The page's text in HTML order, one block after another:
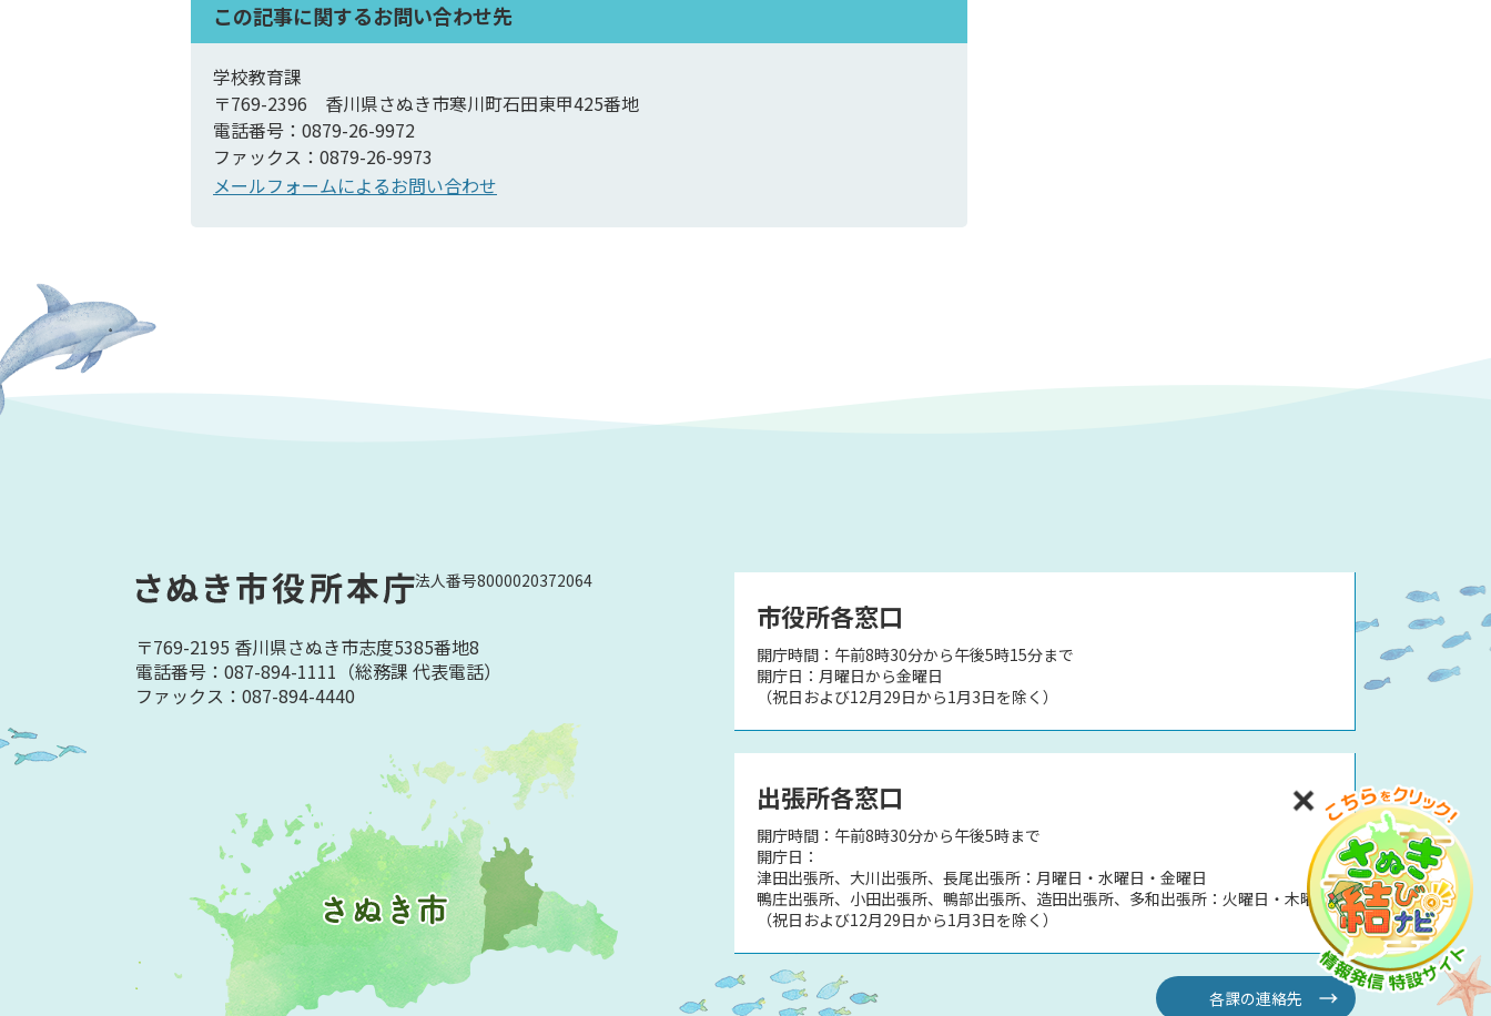
この記事に関するお問い合わせ先
学校教育課
〒769-2396 香川県さぬき市寒川町石田東甲425番地
電話番号：0879-26-9972
ファックス：0879-26-9973
メールフォームによるお問い合わせ
法人番号8000020372064
〒769-2195 香川県さぬき市志度5385番地8
電話番号：087-894-1111 （総務課 代表電話）
ファックス：087-894-4440
市役所各窓口
開庁時間：午前8時30分から午後5時15分まで
開庁日：月曜日から金曜日
（祝日および12月29日から1月3日を除く）
出張所各窓口
開庁時間：午前8時30分から午後5時まで
開庁日：
津田出張所、大川出張所、長尾出張所：月曜日・水曜日・金曜日
鴨庄出張所、小田出張所、鴨部出張所、造田出張所、多和出張所：火曜日・木曜日
（祝日および12月29日から1月3日を除く）
各課の連絡先